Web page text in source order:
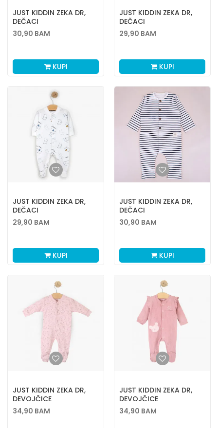
JUST KIDDIN ZEKA DR,
DEČACI
30,90 BAM
KUPI
JUST KIDDIN ZEKA DR,
DEČACI
29,90 BAM
KUPI
JUST KIDDIN ZEKA DR,
DEČACI
29,90 BAM
KUPI
JUST KIDDIN ZEKA DR,
DEČACI
30,90 BAM
KUPI
JUST KIDDIN ZEKA DR,
DEVOJČICE
34,90 BAM
JUST KIDDIN ZEKA DR,
DEVOJČICE
34,90 BAM